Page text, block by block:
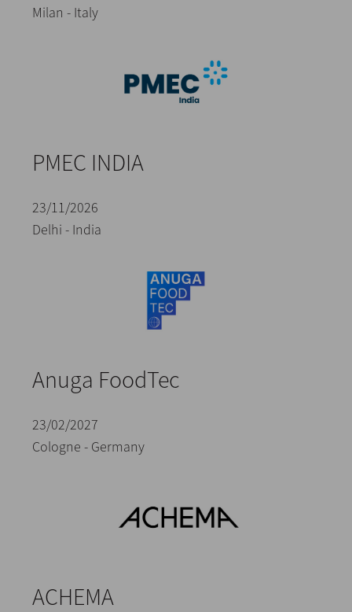
Milan - Italy
PMEC INDIA
23/11/2026
Delhi - India
Anuga FoodTec
23/02/2027
Cologne - Germany
ACHEMA